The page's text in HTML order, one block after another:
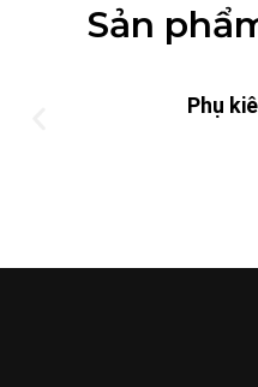
Sản
Phụ